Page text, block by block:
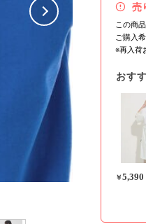
売
この商
ご購入
※再入荷
おす
￥5,390